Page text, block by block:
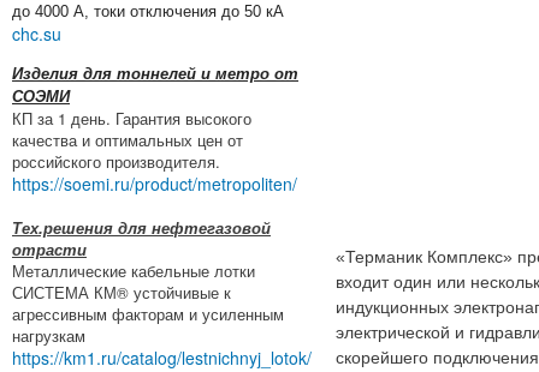
до 4000 А, токи отключения до 50 кА
chc.su
Изделия для тоннелей и метро от
СОЭМИ
КП за 1 день. Гарантия высокого
качества и оптимальных цен от
российского производителя.
https://soemi.ru/product/metropoliten/
Тех.решения для нефтегазовой
отрасти
Металлические кабельные лотки
СИСТЕМА КМ® устойчивые к
агрессивным факторам и усиленным
нагрузкам
https://km1.ru/catalog/lestnichnyj_lotok/
«Терманик Комплекс»
входит один или
индукционных
электрической и
скорейшего